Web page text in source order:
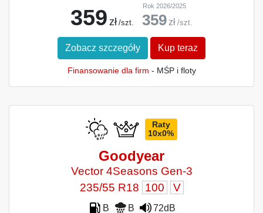
359 zł /szt.
Rok 2026/2025
359 zł /szt.
Zobacz szczegóły Kup teraz
Finansowanie dla firm - MŚP i floty
Raty
10x0%
Goodyear
Vector 4Seasons Gen-3
235/55 R18 100 V
B B 72dB